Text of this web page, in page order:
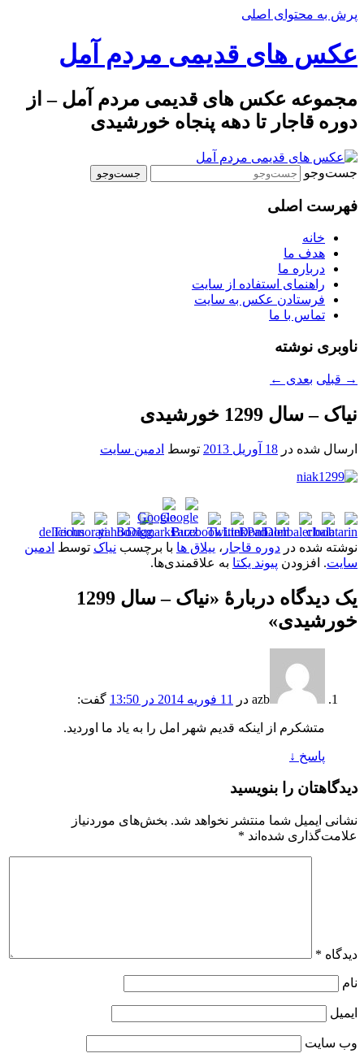
پرش به محتوای اصلی
عکس های قدیمی مردم آمل
مجموعه عکس های قدیمی مردم آمل – از
دوره قاجار تا دهه پنجاه خورشیدی
جست‌وجو
فهرست اصلی
خانه
هدف ما
درباره ما
راهنمای استفاده از سایت
فرستادن عکس به سایت
تماس با ما
ناوبری نوشته
→ قبلی بعدی ←
نیاک – سال 1299 خورشیدی
ارسال شده در 18 آوریل 2013 توسط ادمین سایت
نوشته شده در دوره قاجار ، ییلاق ها با برچسب نیاک توسط ادمین
سایت. افزودن پیوند یکتا به علاقمندی‌ها.
یک دیدگاه دربارهٔ «
نیاک – سال 1299
خورشیدی»
azb در 11 فوریه 2014 در 13:50 گفت:
متشکرم از اینکه قدیم شهر امل را به یاد ما اوردید.
پاسخ ↓
دیدگاهتان را بنویسید
نشانی ایمیل شما منتشر نخواهد شد. بخش‌های موردنیاز
علامت‌گذاری شده‌اند *
دیدگاه *
نام
ایمیل
وب‌ سایت